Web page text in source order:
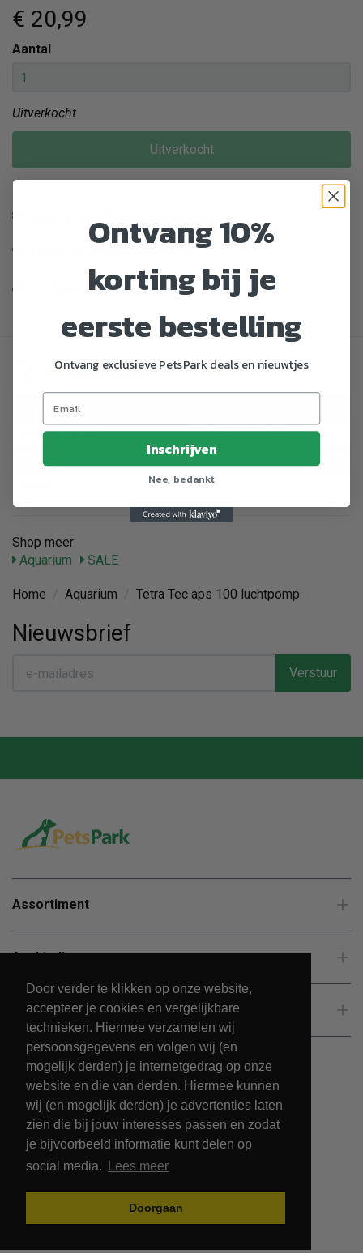
Door verder te klikken op onze website,
accepteer je cookies en vergelijkbare
technieken. Hiermee verzamelen wij
persoonsgegevens en volgen wij (en
mogelijk derden) je internetgedrag op onze
website en die van derden. Hiermee kunnen
wij (en mogelijk derden) je advertenties laten
zien die bij jouw interesses passen en zodat
je bijvoorbeeld informatie kunt delen op
social media.
Lees meer
Doorgaan
€ 20,99
Aantal
Uitverkocht
Uitverkocht
Gratis Verzending vanaf € 39,-
Veilig en gemakkelijk betalen
Specificaties
Artikelnummer
EAN nummer
4004218143142
Aquarium
Tetra
Shop meer
Aquarium
SALE
Home Aquarium Tetra Tec aps 100 luchtpomp
Nieuwsbrief
Verstuur
Assortiment
Aanbiedingen
Klantenservice
© 2026 - PetsPark.nl.
Ontvang 10%
korting bij je
eerste bestelling
Ontvang exclusieve PetsPark deals en nieuwtjes
Inschrijven
Nee, bedankt